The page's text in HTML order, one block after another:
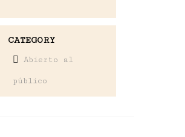
CATEGORY
Abierto al
público